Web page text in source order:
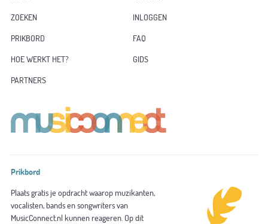
ZOEKEN
INLOGGEN
PRIKBORD
FAQ
HOE WERKT HET?
GIDS
PARTNERS
Prikbord
Plaats gratis je opdracht waarop muzikanten,
vocalisten, bands en songwriters van
MusicConnect.nl kunnen reageren. Op dit